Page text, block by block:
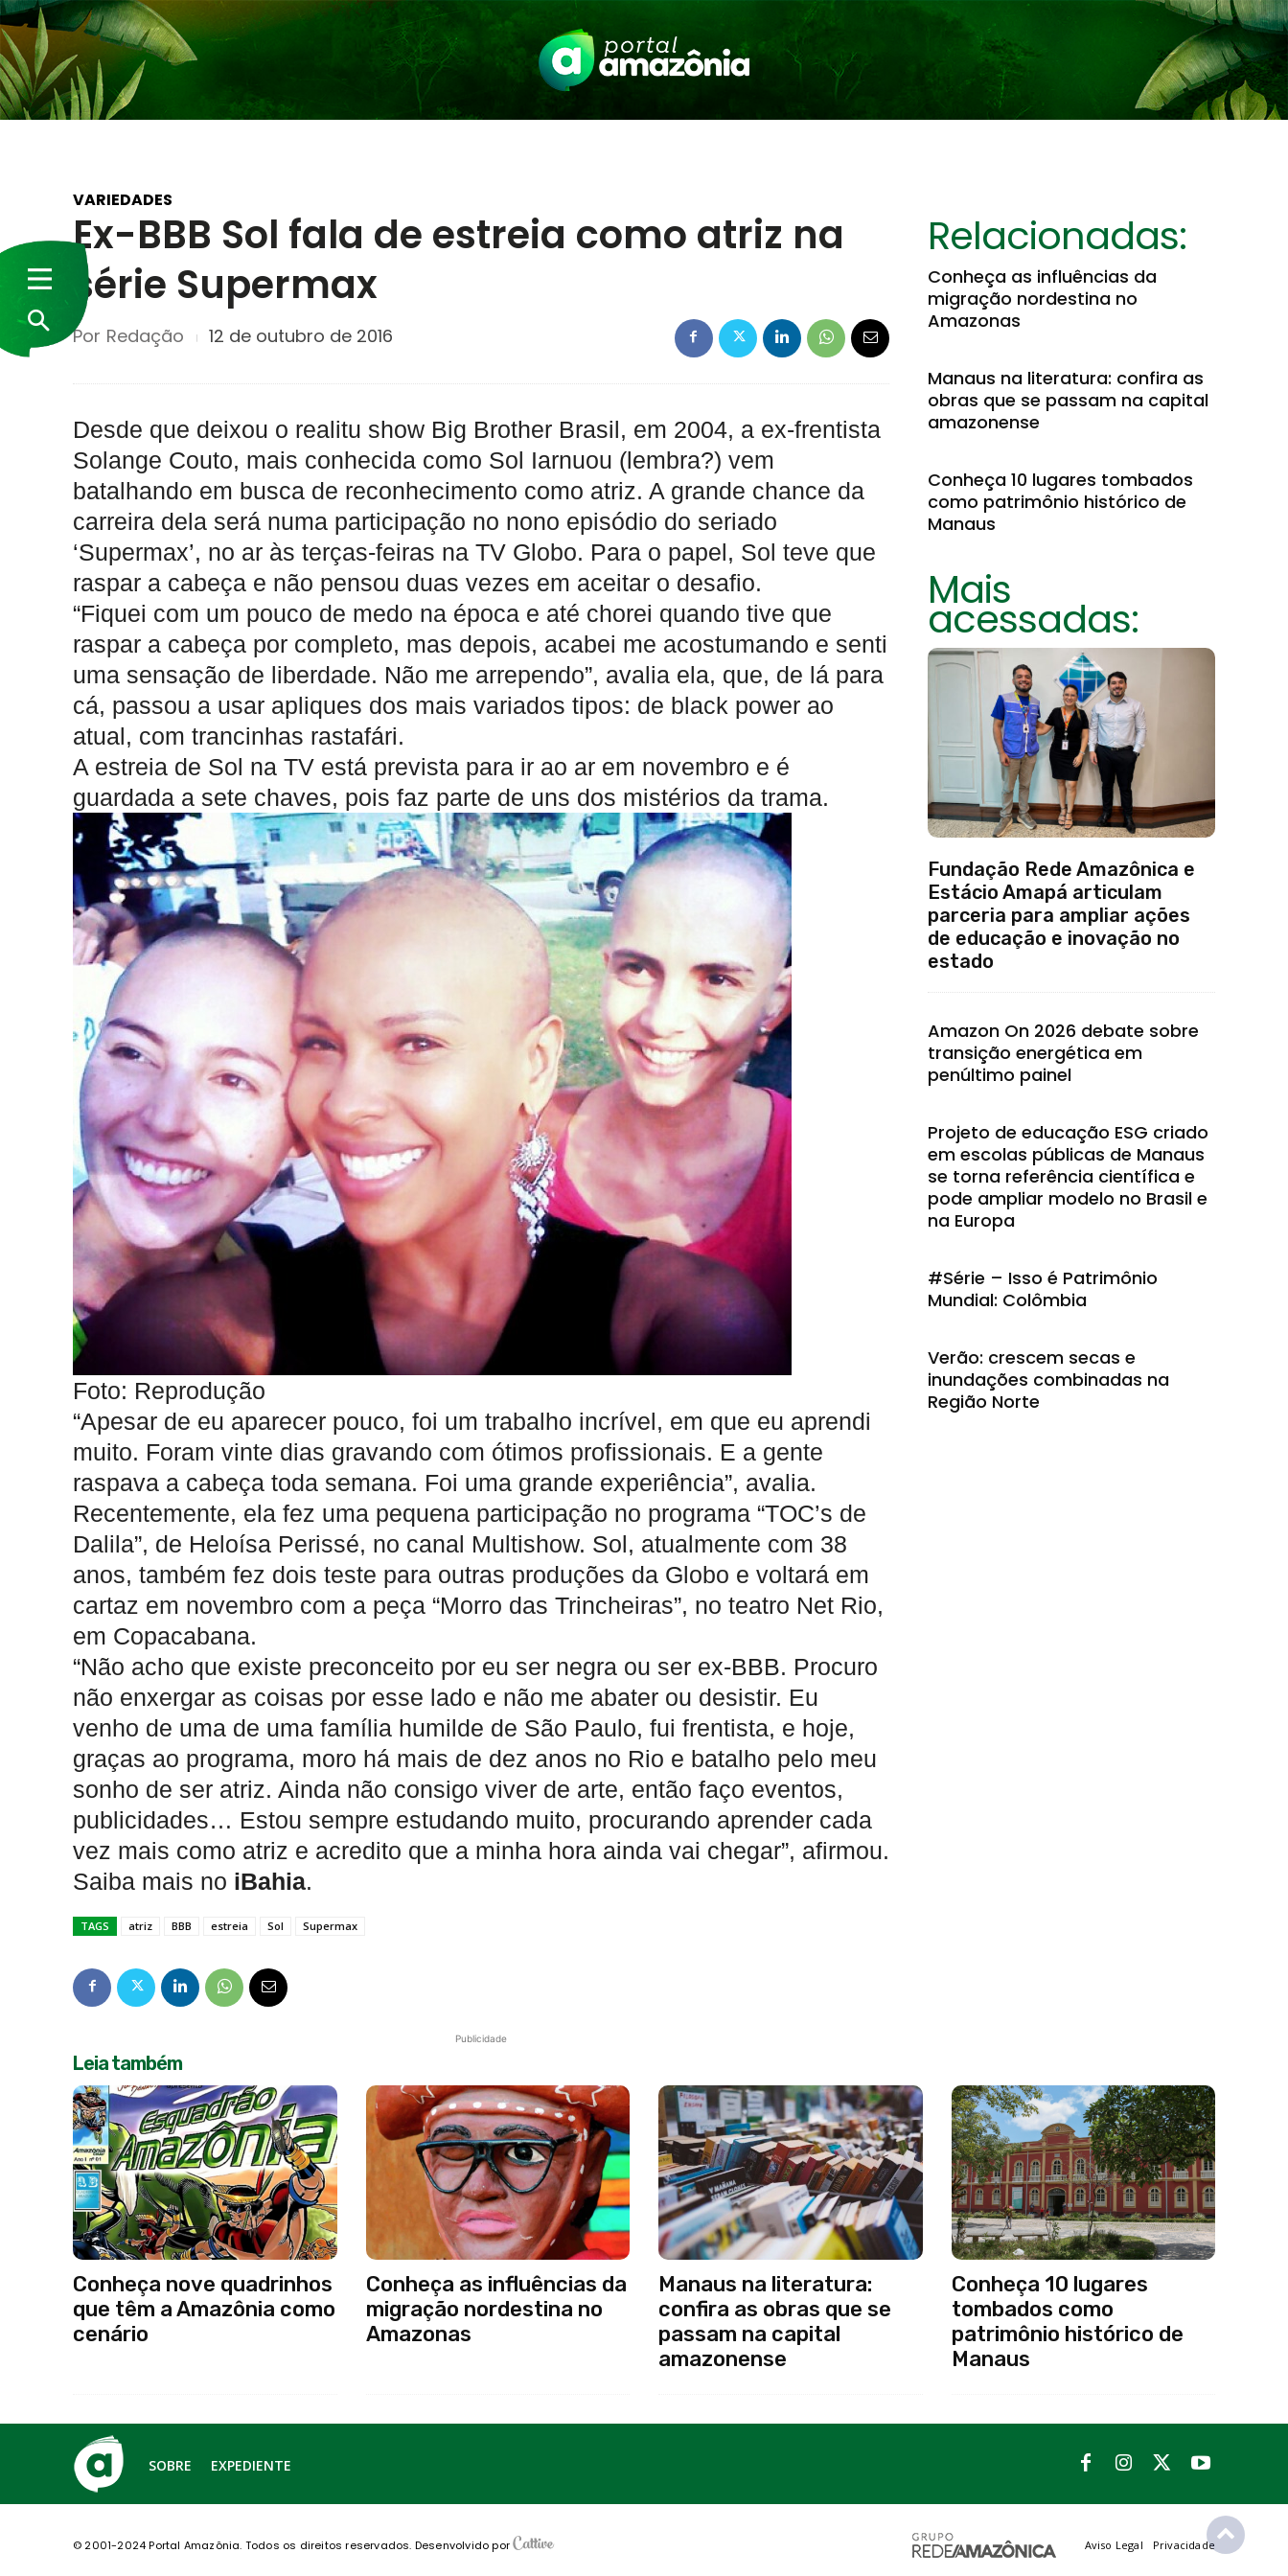
VARIEDADES
Ex-BBB Sol fala de estreia como atriz na
série Supermax
Por Redação 12 de outubro de 2016
Desde que deixou o realitu show Big Brother Brasil, em 2004, a ex-frentista
Solange Couto, mais conhecida como Sol Iarnuou (lembra?) vem
batalhando em busca de reconhecimento como atriz. A grande chance da
carreira dela será numa participação no nono episódio do seriado
‘Supermax’, no ar às terças-feiras na TV Globo. Para o papel, Sol teve que
raspar a cabeça e não pensou duas vezes em aceitar o desafio.
“Fiquei com um pouco de medo na época e até chorei quando tive que
raspar a cabeça por completo, mas depois, acabei me acostumando e senti
uma sensação de liberdade. Não me arrependo”, avalia ela, que, de lá para
cá, passou a usar apliques dos mais variados tipos: de black power ao
atual, com trancinhas rastafári.
A estreia de Sol na TV está prevista para ir ao ar em novembro e é
guardada a sete chaves, pois faz parte de uns dos mistérios da trama.
Foto: Reprodução
“Apesar de eu aparecer pouco, foi um trabalho incrível, em que eu aprendi
muito. Foram vinte dias gravando com ótimos profissionais. E a gente
raspava a cabeça toda semana. Foi uma grande experiência”, avalia.
Recentemente, ela fez uma pequena participação no programa “TOC’s de
Dalila”, de Heloísa Perissé, no canal Multishow. Sol, atualmente com 38
anos, também fez dois teste para outras produções da Globo e voltará em
cartaz em novembro com a peça “Morro das Trincheiras”, no teatro Net Rio,
em Copacabana.
“Não acho que existe preconceito por eu ser negra ou ser ex-BBB. Procuro
não enxergar as coisas por esse lado e não me abater ou desistir. Eu
venho de uma de uma família humilde de São Paulo, fui frentista, e hoje,
graças ao programa, moro há mais de dez anos no Rio e batalho pelo meu
sonho de ser atriz. Ainda não consigo viver de arte, então faço eventos,
publicidades… Estou sempre estudando muito, procurando aprender cada
vez mais como atriz e acredito que a minha hora ainda vai chegar”, afirmou.
Saiba mais no iBahia.
TAGS atriz BBB estreia Sol Supermax
Publicidade
Relacionadas:
Conheça as influências da
migração nordestina no
Amazonas
Manaus na literatura: confira as
obras que se passam na capital
amazonense
Conheça 10 lugares tombados
como patrimônio histórico de
Manaus
Mais
acessadas:
Fundação Rede Amazônica e
Estácio Amapá articulam
parceria para ampliar ações
de educação e inovação no
estado
Amazon On 2026 debate sobre
transição energética em
penúltimo painel
Projeto de educação ESG criado
em escolas públicas de Manaus
se torna referência científica e
pode ampliar modelo no Brasil e
na Europa
#Série – Isso é Patrimônio
Mundial: Colômbia
Verão: crescem secas e
inundações combinadas na
Região Norte
Leia também
Conheça nove quadrinhos
que têm a Amazônia como
cenário
Conheça as influências da
migração nordestina no
Amazonas
Manaus na literatura:
confira as obras que se
passam na capital
amazonense
Conheça 10 lugares
tombados como
patrimônio histórico de
Manaus
SOBRE EXPEDIENTE
© 2001-2024 Portal Amazônia. Todos os direitos reservados. Desenvolvido por Aviso Legal Privacidade